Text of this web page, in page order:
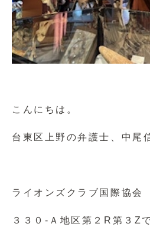
こんにちは。
台東区上野の弁護士、中尾
ライオンズクラブ国際協会
３３０‐Ａ地区第２R第３Z